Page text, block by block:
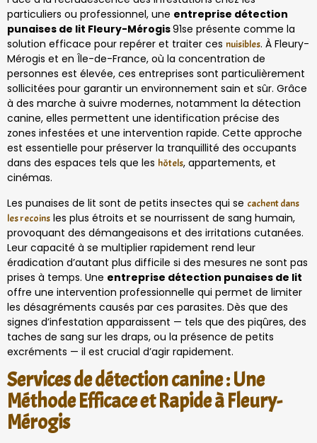
particuliers ou professionnel, une entreprise détection
punaises de lit Fleury-Mérogis91se présente comme la
solution efficace pour repérer et traiter ces nuisibles. À Fleury-
Mérogis et en Île-de-France, où la concentration de
personnes est élevée, ces entreprises sont particulièrement
sollicitées pour garantir un environnement sain et sûr. Grâce
à des marche à suivre modernes, notamment la détection
canine, elles permettent une identification précise des
zones infestées et une intervention rapide. Cette approche
est essentielle pour préserver la tranquillité des occupants
dans des espaces tels que les hôtels, appartements, et
cinémas.
Les punaises de lit sont de petits insectes qui se cachent dans
les recoins les plus étroits et se nourrissent de sang humain,
provoquant des démangeaisons et des irritations cutanées.
Leur capacité à se multiplier rapidement rend leur
éradication d’autant plus difficile si des mesures ne sont pas
prises à temps. Une entreprise détection punaises de lit
offre une intervention professionnelle qui permet de limiter
les désagréments causés par ces parasites. Dès que des
signes d’infestation apparaissent — tels que des piqûres, des
taches de sang sur les draps, ou la présence de petits
excréments — il est crucial d’agir rapidement.
Services de détection canine : Une
Méthode Efficace et Rapide à Fleury-
Mérogis